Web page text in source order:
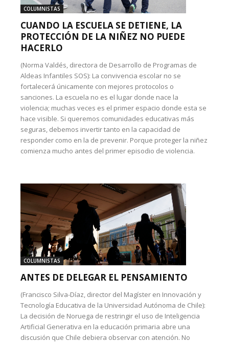
COLUMNISTAS
CUANDO LA ESCUELA SE DETIENE, LA
PROTECCIÓN DE LA NIÑEZ NO PUEDE
HACERLO
(Norma Valdés, directora de Desarrollo de Programas de
Aldeas Infantiles SOS): La convivencia escolar no se
fortalecerá únicamente con mejores protocolos o
sanciones. La escuela no es el lugar donde nace la
violencia; muchas veces es el primer espacio donde esta se
hace visible. Si queremos comunidades educativas más
seguras, debemos invertir tanto en la capacidad de
responder como en la de prevenir. Porque proteger la niñez
comienza mucho antes del primer episodio de violencia.
COLUMNISTAS
ANTES DE DELEGAR EL PENSAMIENTO
(Francisco Silva-Díaz, director del Magíster en Innovación y
Tecnología Educativa de la Universidad Autónoma de Chile):
La decisión de Noruega de restringir el uso de Inteligencia
Artificial Generativa en la educación primaria abre una
discusión que Chile debiera observar con atención. No